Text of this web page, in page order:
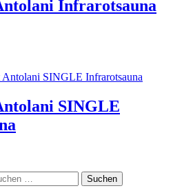
Infrarotsauna
SINGLE
Suchen